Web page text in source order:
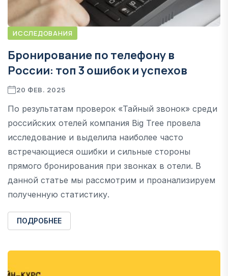
ИССЛЕДОВАНИЯ
Бронирование по телефону в
России: топ 3 ошибок и успехов
20 ФЕВ. 2025
По результатам проверок «Тайный звонок» среди
российских отелей компания Big Tree провела
исследование и выделила наиболее часто
встречающиеся ошибки и сильные стороны
прямого бронирования при звонках в отели. В
данной статье мы рассмотрим и проанализируем
полученную статистику.
ПОДРОБНЕЕ